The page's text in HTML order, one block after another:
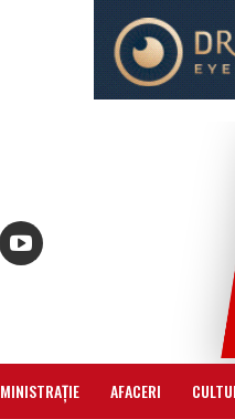
AFACERI